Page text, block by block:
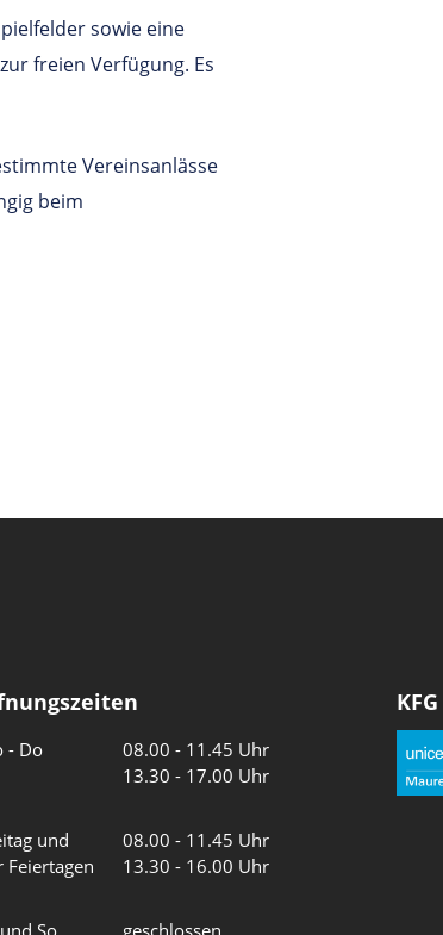
sowie eine
freien Verfügung. Es
Vereinsanlässe
beim
- Do
08.00 - 11.45 Uhr
13.30 - 17.00 Uhr
und
Feiertagen
08.00 - 11.45 Uhr
13.30 - 16.00 Uhr